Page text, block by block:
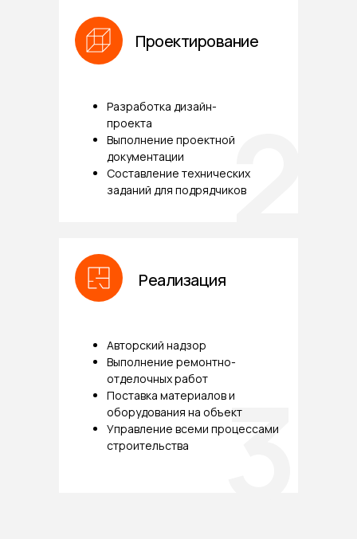
2
Разработка дизайн-
проекта
Выполнение проектной
документации
Составление технических
заданий для подрядчиков
Проектирование
3
Авторский надзор
Выполнение ремонтно-
отделочных работ
Поставка материалов и
оборудования на объект
Управление всеми процессами
строительства
Реализация